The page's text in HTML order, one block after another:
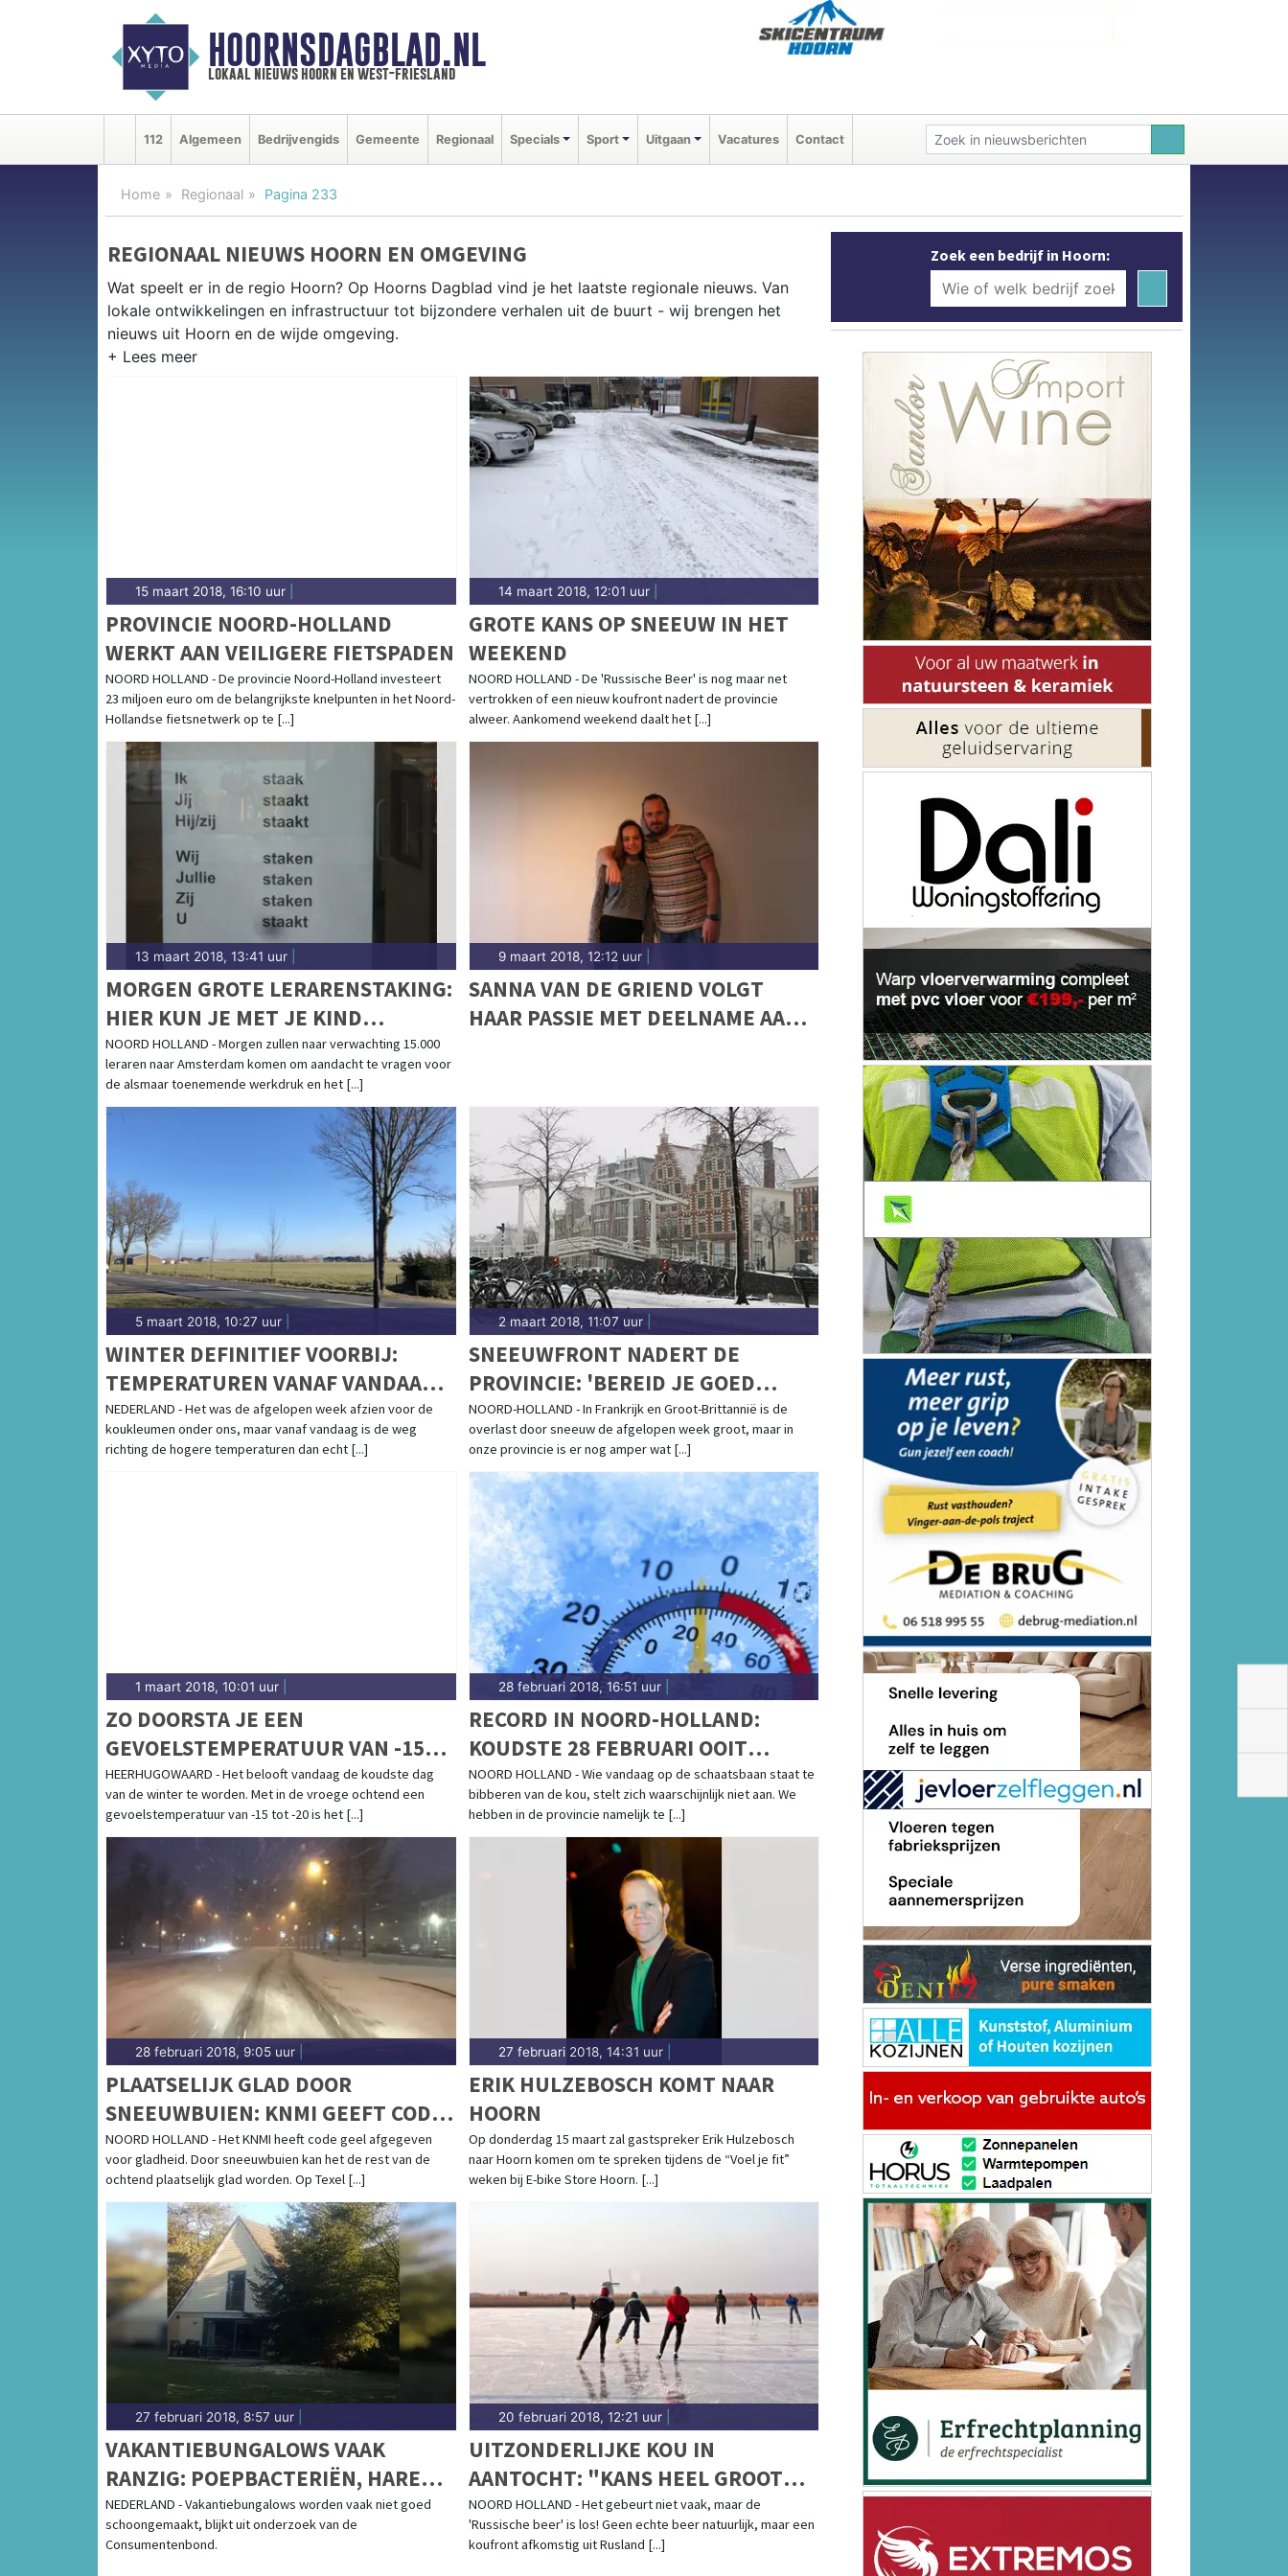
HOORNSDAGBLAD.NL
lokaal nieuws hoorn en west-friesland
112 Algemeen Bedrijvengids Gemeente Regionaal Specials Sport Uitgaan Vacatures Contact
Home Regionaal Pagina 233
REGIONAAL NIEUWS HOORN EN OMGEVING
Wat speelt er in de regio Hoorn? Op Hoorns Dagblad vind je het laatste regionale nieuws. Van
lokale ontwikkelingen en infrastructuur tot bijzondere verhalen uit de buurt - wij brengen het
nieuws uit Hoorn en de wijde omgeving.
Naast Hoorn volgen wij ook het nieuws uit Enkhuizen, Stede Broec, Koggenland en andere West-
15 maart 2018, 16:10 uur
PROVINCIE NOORD-HOLLAND
WERKT AAN VEILIGERE FIETSPADEN
NOORD HOLLAND - De provincie Noord-Holland investeert
23 miljoen euro om de belangrijkste knelpunten in het Noord-
Hollandse fietsnetwerk op te [...]
14 maart 2018, 12:01 uur|
GROTE KANS OP SNEEUW IN HET
WEEKEND
NOORD HOLLAND - De 'Russische Beer' is nog maar net
vertrokken of een nieuw koufront nadert de provincie
alweer. Aankomend weekend daalt het [...]
13 maart 2018, 13:41 uur
MORGEN GROTE LERARENSTAKING:
HIER KUN JE MET JE KIND
TERECHT
NOORD HOLLAND - Morgen zullen naar verwachting 15.000
leraren naar Amsterdam komen om aandacht te vragen voor
de alsmaar toenemende werkdruk en het [...]
9 maart 2018, 12:12 uur|
SANNA VAN DE GRIEND VOLGT
HAAR PASSIE MET DEELNAME AAN
5 maart 2018, 10:27 uur
WINTER DEFINITIEF VOORBIJ:
TEMPERATUREN VANAF VANDAAG
OMHOOG
NEDERLAND - Het was de afgelopen week afzien voor de
koukleumen onder ons, maar vanaf vandaag is de weg
richting de hogere temperaturen dan echt [...]
2 maart 2018, 11:07 uur|
SNEEUWFRONT NADERT DE
PROVINCIE: 'BEREID JE GOED
VOOR'
NOORD-HOLLAND - In Frankrijk en Groot-Brittannië is de
overlast door sneeuw de afgelopen week groot, maar in
onze provincie is er nog amper wat [...]
1 maart 2018, 10:01 uur
ZO DOORSTA JE EEN
GEVOELSTEMPERATUUR VAN -15
TOT -20 GRADEN!
HEERHUGOWAARD - Het belooft vandaag de koudste dag
van de winter te worden. Met in de vroege ochtend een
gevoelstemperatuur van -15 tot -20 is het [...]
28 februari 2018, 16:51 uur|
RECORD IN NOORD-HOLLAND:
KOUDSTE 28 FEBRUARI OOIT
GEMETEN
NOORD HOLLAND - Wie vandaag op de schaatsbaan staat te
bibberen van de kou, stelt zich waarschijnlijk niet aan. We
hebben in de provincie namelijk te [...]
28 februari 2018, 9:05 uur
PLAATSELIJK GLAD DOOR
SNEEUWBUIEN: KNMI GEEFT CODE
GEEL AF
NOORD HOLLAND - Het KNMI heeft code geel afgegeven
voor gladheid. Door sneeuwbuien kan het de rest van de
ochtend plaatselijk glad worden. Op Texel [...]
27 februari 2018, 14:31 uur|
ERIK HULZEBOSCH KOMT NAAR
HOORN
Op donderdag 15 maart zal gastspreker Erik Hulzebosch
naar Hoorn komen om te spreken tijdens de “Voel je fit”
weken bij E-bike Store Hoorn. [...]
27 februari 2018, 8:57 uur
VAKANTIEBUNGALOWS VAAK
RANZIG: POEPBACTERIËN, HAREN,
SCHIMMELS, BEESTJES EN VLEKKEN
NEDERLAND - Vakantiebungalows worden vaak niet goed
schoongemaakt, blijkt uit onderzoek van de
Consumentenbond.
20 februari 2018, 12:21 uur|
UITZONDERLIJKE KOU IN
AANTOCHT: "KANS HEEL GROOT
DAT WE KUNNEN SCHAATSEN"
NOORD HOLLAND - Het gebeurt niet vaak, maar de
'Russische beer' is los! Geen echte beer natuurlijk, maar een
koufront afkomstig uit Rusland [...]
Zoek een bedrijf in Hoorn: